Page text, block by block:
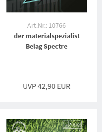
Art.Nr.: 10766
der materialspezialist
Belag Spectre
UVP 42,90 EUR